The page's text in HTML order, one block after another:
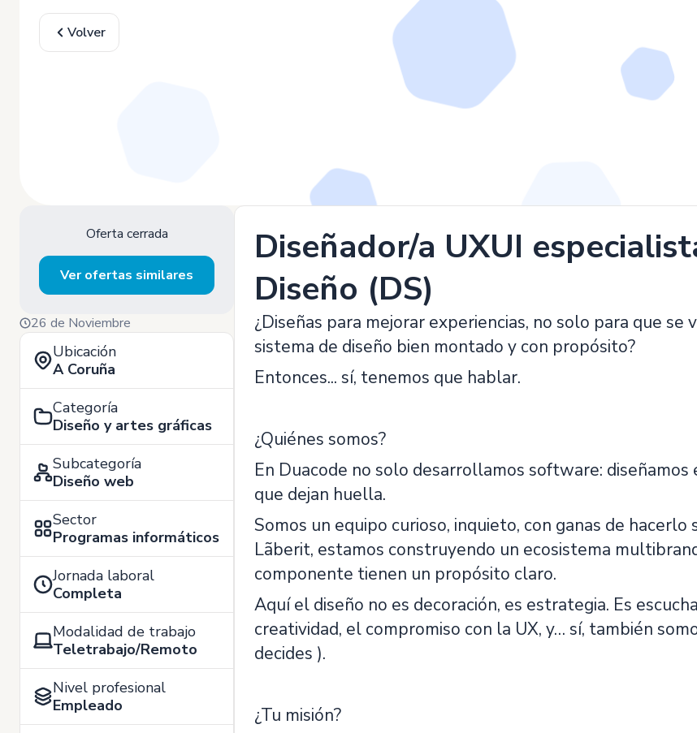
Volver
Oferta cerrada
Ver ofertas similares
26 de Noviembre
Ubicación
A Coruña
Categoría
Diseño y artes gráficas
Subcategoría
Diseño web
Sector
Programas informáticos
Jornada laboral
Completa
Modalidad de trabajo
Teletrabajo/Remoto
Nivel profesional
Empleado
Diseñador/a UXUI
Diseño (DS)
¿Diseñas para mejorar experiencias, no solo para que se
sistema de diseño bien montado y con propósito?
Entonces... sí, tenemos que hablar.
¿Quiénes somos?
En Duacode no solo desarrollamos software:
que dejan huella.
Somos un equipo curioso, inquieto, con ganas de
Lãberit, estamos construyendo un ecosistema
componente tienen un propósito claro.
Aquí el diseño no es decoración, es estrategia. Es
creatividad, el compromiso con la UX, y… sí, también
decides ).
¿Tu misión?